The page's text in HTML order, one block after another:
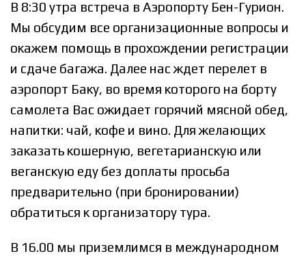
В 8:30 утра встреча в Аэропорту Бен-Гурион.
Мы обсудим все организационные вопросы и
окажем помощь в прохождении регистрации
и сдаче багажа. Далее нас ждет перелет в
аэропорт Баку, во время которого на борту
самолета Вас ожидает горячий мясной обед,
напитки: чай, кофе и вино. Для желающих
заказать кошерную, вегетарианскую или
веганскую еду без доплаты просьба
предварительно (при бронировании)
обратиться к организатору тура.
В 16.00 мы приземлимся в международном